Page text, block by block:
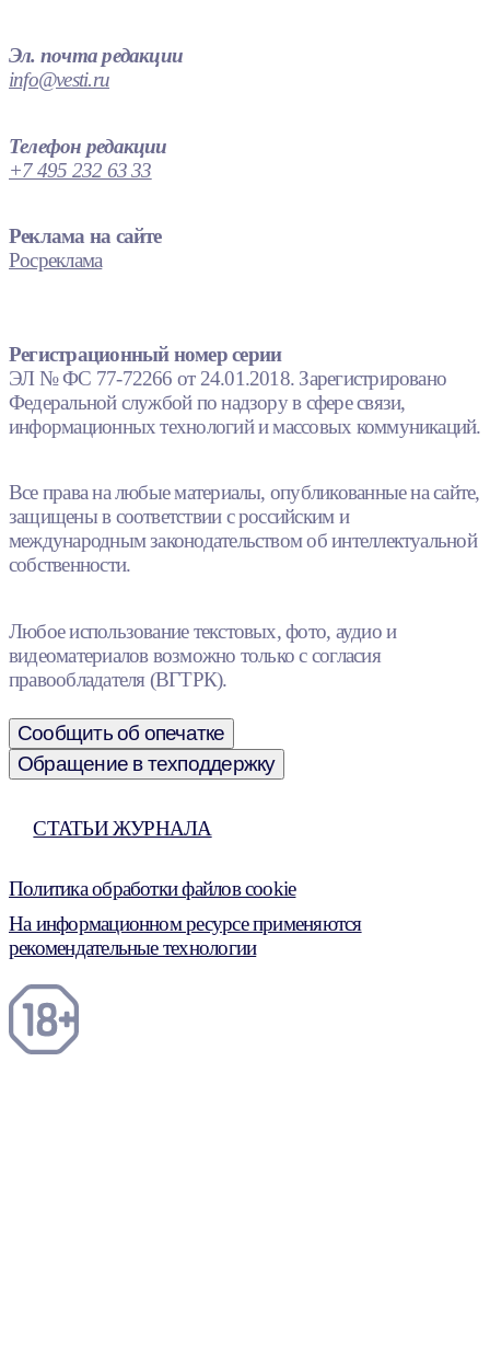
Эл. почта редакции
info@vesti.ru
Телефон редакции
+7 495 232 63 33
Реклама на сайте
Росреклама
Регистрационный номер серии
ЭЛ № ФС 77-72266 от 24.01.2018. Зарегистрировано
Федеральной службой по надзору в сфере связи,
информационных технологий и массовых коммуникаций.
Все права на любые материалы, опубликованные на сайте,
защищены в соответствии с российским и
международным законодательством об интеллектуальной
собственности.
Любое использование текстовых, фото, аудио и
видеоматериалов возможно только с согласия
правообладателя (ВГТРК).
Сообщить об опечатке
Обращение в техподдержку
СТАТЬИ ЖУРНАЛА
Политика обработки файлов cookie
На информационном ресурсе применяются
рекомендательные технологии